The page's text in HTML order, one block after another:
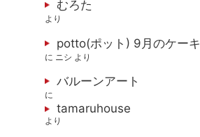
むろた
より
potto(ポット) 9月のケーキ
に ニシ より
バルーンアート
に
tamaruhouse
より